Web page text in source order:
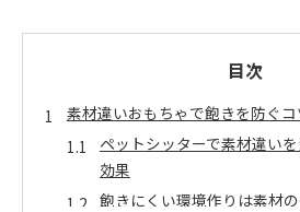
目次
素材違いおもちゃで飽きを防ぐコ
ペットシッターで素材違い
効果
飽きにくい環境作りは素材